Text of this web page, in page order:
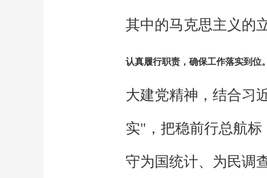
其中的马克思主义的
认真履行职责，确保工作落实到位。
大建党精神，结合习
实"，把稳前行总航
守为国统计、为民调